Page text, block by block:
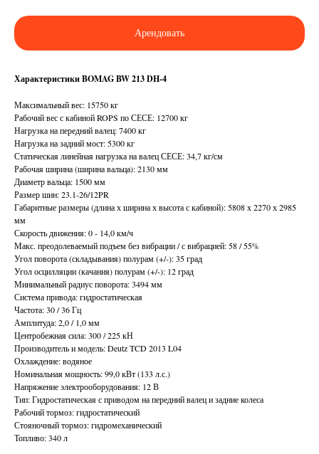
Арендовать
Характеристики BOMAG BW 213 DH-4
Максимальный вес: 15750 кг
Рабочий вес с кабиной ROPS по СЕСЕ: 12700 кг
Нагрузка на передний валец: 7400 кг
Нагрузка на задний мост: 5300 кг
Статическая линейная нагрузка на валец СЕСЕ: 34,7 кг/см
Рабочая ширина (ширина вальца): 2130 мм
Диаметр вальца: 1500 мм
Размер шин: 23.1-26/12PR
Габаритные размеры (длина х ширина х высота с кабиной): 5808 х 2270 х 2985
мм
Скорость движения: 0 - 14,0 км/ч
Макс. преодолеваемый подъем без вибрации / с вибрацией: 58 / 55%
Угол поворота (складывания) полурам (+/-): 35 град
Угол осцилляции (качания) полурам (+/-): 12 град
Минимальный радиус поворота: 3494 мм
Система привода: гидростатическая
Частота: 30 / 36 Гц
Амплитуда: 2,0 / 1,0 мм
Центробежная сила: 300 / 225 кН
Производитель и модель: Deutz TCD 2013 L04
Охлаждение: водяное
Номинальная мощность: 99,0 кВт (133 л.с.)
Напряжение электрооборудования: 12 В
Тип: Гидростатическая с приводом на передний валец и задние колеса
Рабочий тормоз: гидростатический
Стояночный тормоз: гидромеханический
Топливо: 340 л